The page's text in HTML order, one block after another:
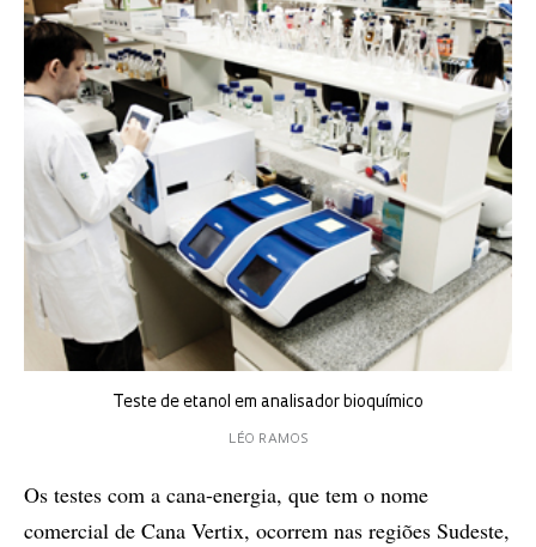
Teste de etanol em analisador bioquímico
LÉO RAMOS
Os testes com a cana-energia, que tem o nome
comercial de Cana Vertix, ocorrem nas regiões Sudeste,